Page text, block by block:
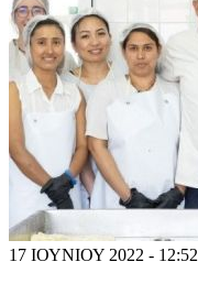
17 ΙΟΥΝΙΟΥ 2022 - 12:52